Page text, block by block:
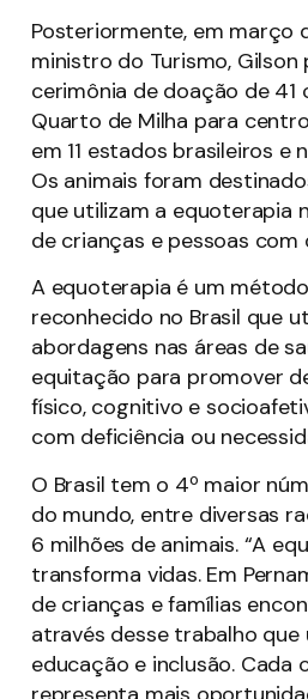
Posteriormente, em março
ministro do Turismo,
cerimônia de doação de 41
Quarto de Milha para
em 11 estados brasileiros e
Os animais foram
que utilizam a equoterapia
de crianças e pessoas com
A equoterapia é um
reconhecido no Brasil que
abordagens nas áreas de
equitação para promover
físico, cognitivo e
com deficiência ou
O Brasil tem o 4º maior
do mundo, entre diversas
6 milhões de animais. “A
transforma vidas. Em
de crianças e famílias
através desse trabalho que
educação e inclusão. Cada